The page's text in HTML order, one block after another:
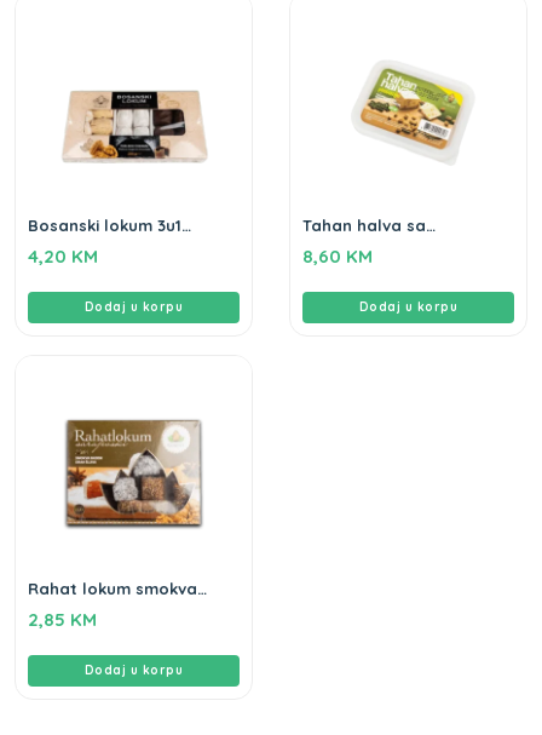
Bosanski lokum 3u1
4,20 KM
Dodaj u korpu
Tahan halva sa
400g
8,60 KM
Dodaj u korpu
Rahat lokum smokva
2,85 KM
Dodaj u korpu